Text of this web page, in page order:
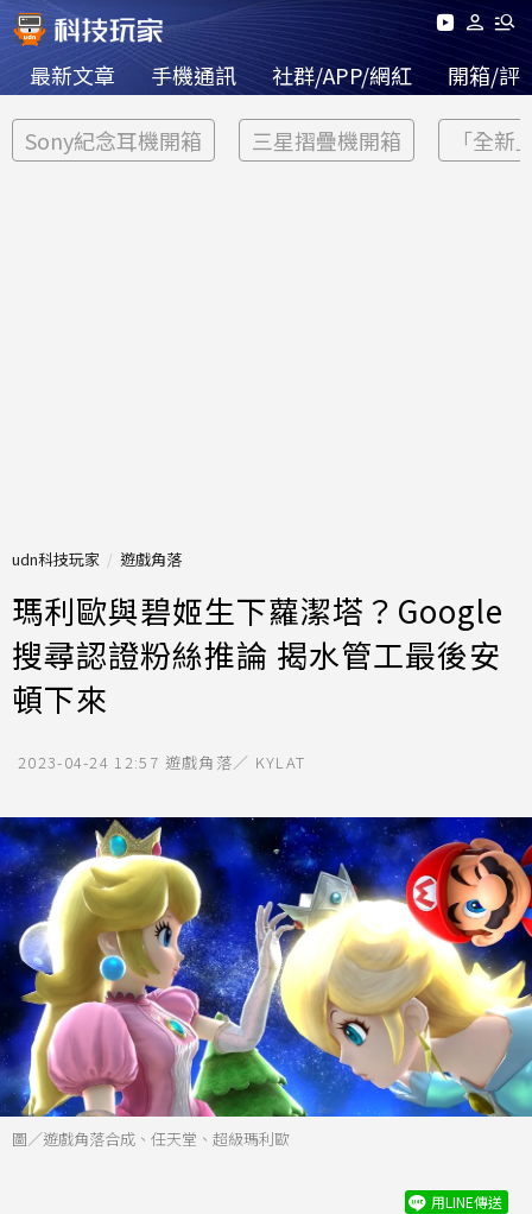
最新文章 手機通訊 社群/APP/網紅 開箱/評
Sony紀念耳機開箱 三星摺疊機開箱 「全新
udn科技玩家 遊戲角落
瑪利歐與碧姬生下蘿潔塔？Google
搜尋認證粉絲推論 揭水管工最後安
頓下來
2023-04-24 12:57 遊戲角落／ KYLAT
圖／遊戲角落合成、任天堂、超級瑪利歐
用LINE傳送